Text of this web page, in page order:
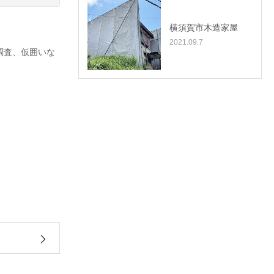
査、仮囲いな
横須賀市木造家屋
2021.09.7